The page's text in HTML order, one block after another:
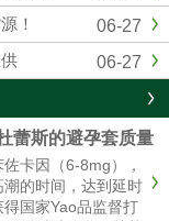
06-27
！
06-27
蕾斯的避孕套质量
卡因（6-8mg），
的时间，达到延时
国家Yao品监督打